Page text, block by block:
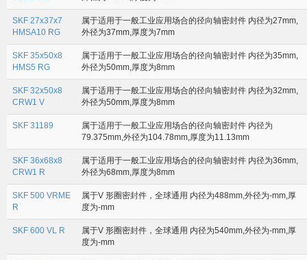
SKF 27x37x7
HMSA10 RG
属于适用于一般工业应用场合的径向轴密封件 内径为27mm,
外径为37mm,厚度为7mm
SKF 35x50x8
HMS5 RG
属于适用于一般工业应用场合的径向轴密封件 内径为35mm,
外径为50mm,厚度为8mm
SKF 32x50x8
CRW1 V
属于适用于一般工业应用场合的径向轴密封件 内径为32mm,
外径为50mm,厚度为8mm
SKF 31189
属于适用于一般工业应用场合的径向轴密封件 内径为
79.375mm,外径为104.78mm,厚度为11.13mm
SKF 36x68x8
CRW1 R
属于适用于一般工业应用场合的径向轴密封件 内径为36mm,
外径为68mm,厚度为8mm
SKF 500 VRME
R
属于V 形圈密封件，全球通用 内径为488mm,外径为-mm,厚
度为-mm
SKF 600 VL R
属于V 形圈密封件，全球通用 内径为540mm,外径为-mm,厚
度为-mm